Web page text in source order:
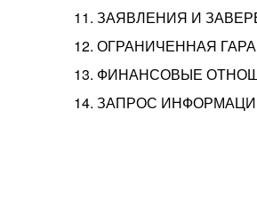
11. ЗАЯВЛЕНИЯ И
12. ОГРАНИЧЕННАЯ
13. ФИНАНСОВЫЕ
14. ЗАПРОС